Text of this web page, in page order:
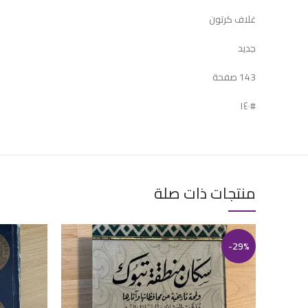
غلاف كرتون
جديد
143 صفحة
#١٤٠
منتجات ذات صلة
-29%